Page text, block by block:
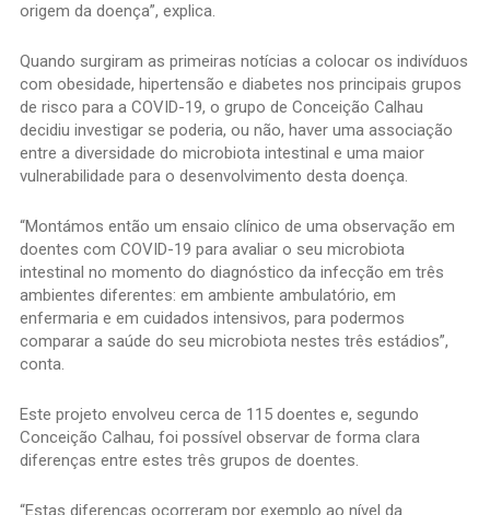
origem da doença”, explica.
Quando surgiram as primeiras notícias a colocar os indivíduos
com obesidade, hipertensão e diabetes nos principais grupos
de risco para a COVID-19, o grupo de Conceição Calhau
decidiu investigar se poderia, ou não, haver uma associação
entre a diversidade do microbiota intestinal e uma maior
vulnerabilidade para o desenvolvimento desta doença.
“Montámos então um ensaio clínico de uma observação em
doentes com COVID-19 para avaliar o seu microbiota
intestinal no momento do diagnóstico da infecção em três
ambientes diferentes: em ambiente ambulatório, em
enfermaria e em cuidados intensivos, para podermos
comparar a saúde do seu microbiota nestes três estádios”,
conta.
Este projeto envolveu cerca de 115 doentes e, segundo
Conceição Calhau, foi possível observar de forma clara
diferenças entre estes três grupos de doentes.